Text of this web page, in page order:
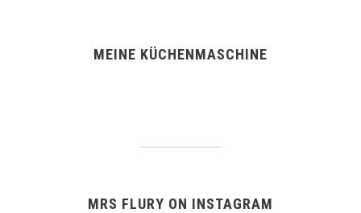
MEINE KÜCHENMASCHINE
MRS FLURY ON INSTAGRAM